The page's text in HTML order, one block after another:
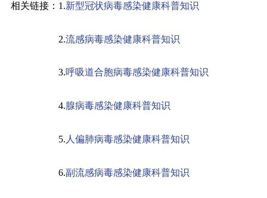
相关链接： 1.新型冠状病毒感染健康科普知识
2.流感病毒感染健康科普知识
3.呼吸道合胞病毒感染健康科普知识
4.腺病毒感染健康科普知识
5. 人偏肺病毒感染健康科普知识
6.副流感病毒感染健康科普知识